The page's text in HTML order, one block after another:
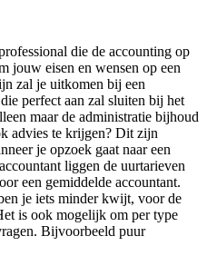
die de accounting op
jouw eisen en wensen op een
zal je uitkomen bij een
perfect aan zal sluiten bij het
maar de administratie bijhoud
advies te krijgen? Dit zijn
je opzoek gaat naar een
liggen de uurtarieven
een gemiddelde accountant.
je iets minder kwijt, voor de
is ook mogelijk om per type
Bijvoorbeeld puur